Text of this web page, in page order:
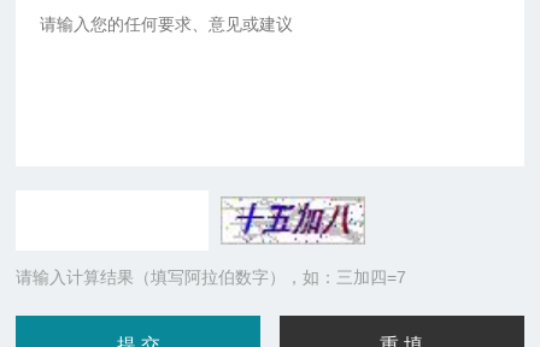
请输入计算结果（填写阿拉伯数字），如：三加四=7